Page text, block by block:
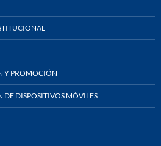
Y PROMOCIÓN
DISPOSITIVOS MÓVILES